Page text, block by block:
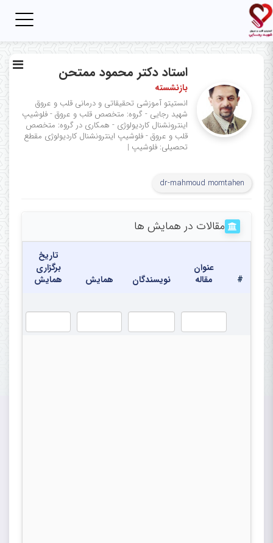
استاد دکتر محمود ممتحن
بازنشسته
انستیتو آموزشی تحقیقاتی و درمانی قلب و عروق
شهید رجایی - گروه: متخصص قلب و عروق - فلوشیپ
اینترونشنال کاردیولوژی - همکاری در گروه: متخصص
قلب و عروق - فلوشیپ اینترونشنال کاردیولوژی مقطع
تحصیلی: فلوشیپ |
dr-mahmoud momtahen
مقالات در همایش ها
#
عنوان
مقاله
نویسندگان همایش
تاریخ
برگزاری
همایش